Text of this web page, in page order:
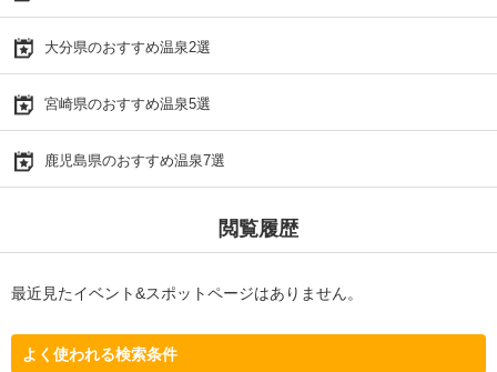
大分県のおすすめ温泉2選
宮崎県のおすすめ温泉5選
鹿児島県のおすすめ温泉7選
閲覧履歴
最近見たイベント&スポットページはありません。
よく使われる検索条件